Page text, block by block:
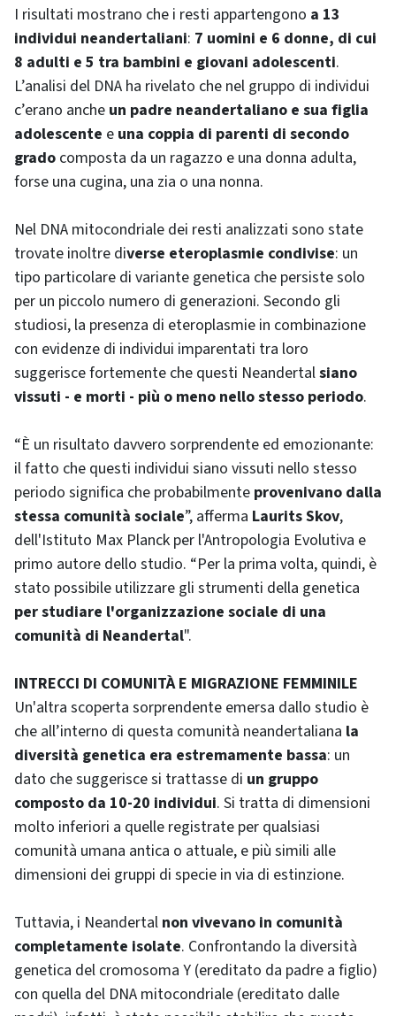
I risultati mostrano che i resti appartengono a 13
individui neandertaliani: 7 uomini e 6 donne, di cui
8 adulti e 5 tra bambini e giovani adolescenti.
L’analisi del DNA ha rivelato che nel gruppo di individui
c’erano anche un padre neandertaliano e sua figlia
adolescente e una coppia di parenti di secondo
grado composta da un ragazzo e una donna adulta,
forse una cugina, una zia o una nonna.
Nel DNA mitocondriale dei resti analizzati sono state
trovate inoltre diverse eteroplasmie condivise: un
tipo particolare di variante genetica che persiste solo
per un piccolo numero di generazioni. Secondo gli
studiosi, la presenza di eteroplasmie in combinazione
con evidenze di individui imparentati tra loro
suggerisce fortemente che questi Neandertalsiano
vissuti - e morti - più o meno nello stesso periodo.
“È un risultato davvero sorprendente ed emozionante:
il fatto che questi individui siano vissuti nello stesso
periodo significa che probabilmente provenivano dalla
stessa comunità sociale”, afferma Laurits Skov,
dell'Istituto Max Planck per l'Antropologia Evolutiva e
primo autore dello studio. “Per la prima volta, quindi, è
stato possibile utilizzare gli strumenti della genetica
per studiare l'organizzazione sociale di una
comunità di Neandertal".
INTRECCI DI COMUNITÀ E MIGRAZIONE FEMMINILE
Un'altra scoperta sorprendente emersa dallo studio è
che all’interno di questa comunità neandertaliana la
diversità genetica era estremamente bassa: un
dato che suggerisce si trattasse di un gruppo
composto da 10-20 individui. Si tratta di dimensioni
molto inferiori a quelle registrate per qualsiasi
comunità umana antica o attuale, e più simili alle
dimensioni dei gruppi di specie in via di estinzione.
Tuttavia, i Neandertal non vivevano in comunità
completamente isolate. Confrontando la diversità
genetica del cromosoma Y (ereditato da padre a figlio)
con quella del DNA mitocondriale (ereditato dalle